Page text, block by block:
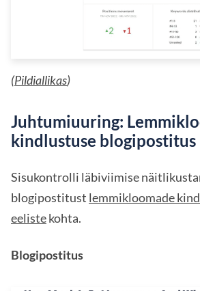
(Pildiallikas)
Juhtumiuuring:
kindlustuse blogipostitus
Sisukontrolli läbiviimise
blogipostitust lemmikloomade
eelistekohta.
Blogipostitus